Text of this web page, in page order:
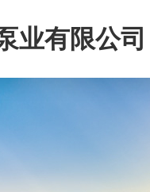
业有限公司